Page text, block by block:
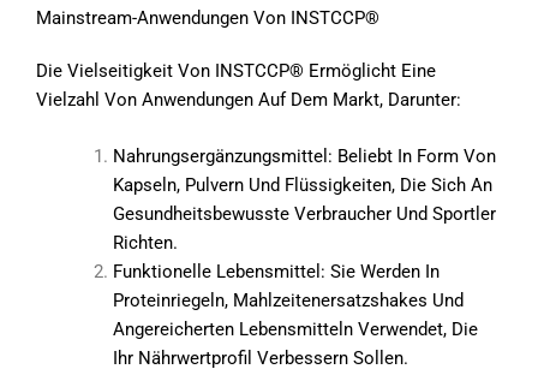
Mainstream-Anwendungen Von INSTCCP®
Die Vielseitigkeit Von INSTCCP® Ermöglicht Eine
Vielzahl Von Anwendungen Auf Dem Markt, Darunter:
Nahrungsergänzungsmittel: Beliebt In Form Von
Kapseln, Pulvern Und Flüssigkeiten, Die Sich An
Gesundheitsbewusste Verbraucher Und Sportler
Richten.
Funktionelle Lebensmittel: Sie Werden In
Proteinriegeln, Mahlzeitenersatzshakes Und
Angereicherten Lebensmitteln Verwendet, Die
Ihr Nährwertprofil Verbessern Sollen.